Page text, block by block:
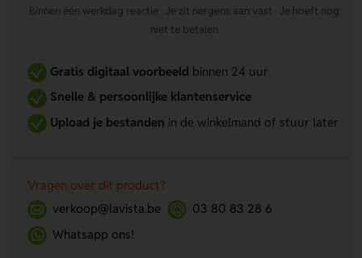
Binnen één werkdag reactie · Je zit nergens aan vast · Je hoeft nog
niet te betalen
Gratis digitaal voorbeeldbinnen 24 uur
Snelle & persoonlijke klantenservice
Upload je bestanden in de winkelmand of stuur later
Vragen over dit product?
verkoop@lavista.be
03 80 83 28 6
Whatsapp ons!